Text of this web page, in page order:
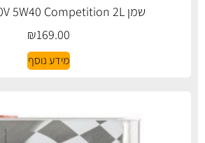
שמן Motul 300V 5W40 Competition 2L
₪169.00
מידע נוסף